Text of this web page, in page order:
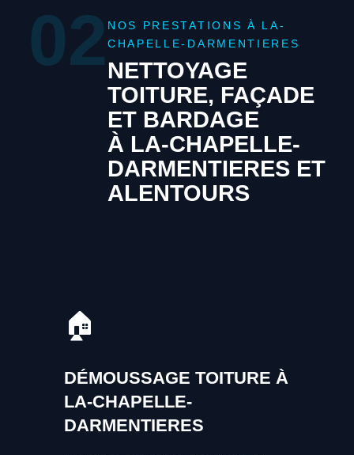
02 NOS PRESTATIONS À LA-
CHAPELLE-DARMENTIERES
NETTOYAGE
TOITURE, FAÇADE
ET BARDAGE
À LA-CHAPELLE-
DARMENTIERES ET
ALENTOURS
🏠
DÉMOUSSAGE TOITURE À
LA-CHAPELLE-
DARMENTIERES